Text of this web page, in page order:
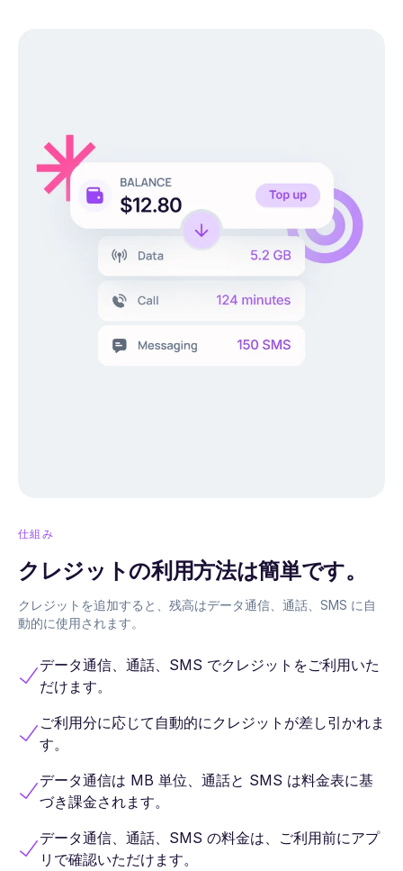
仕組み
クレジットの利用方法は簡単です。
クレジットを追加すると、残高はデータ通信、通話、SMS に自
動的に使用されます。
データ通信、通話、SMS でクレジットをご利用いた
だけます。
ご利用分に応じて自動的にクレジットが差し引かれま
す。
データ通信は MB 単位、通話と SMS は料金表に基
づき課金されます。
データ通信、通話、SMS の料金は、ご利用前にアプ
リで確認いただけます。